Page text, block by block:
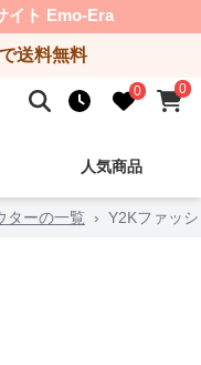
イト Emo-Era
送料無料
0 0
人気商品
ターの一覧 › Y2Kファッ